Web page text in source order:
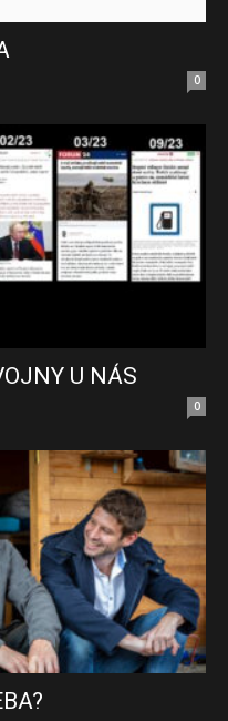
0
U NÁS
0